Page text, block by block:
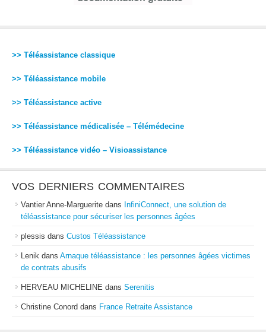
>> Téléassistance classique
>> Téléassistance mobile
>> Téléassistance active
>> Téléassistance médicalisée – Télémédecine
>> Téléassistance vidéo – Visioassistance
VOS DERNIERS COMMENTAIRES
Vantier Anne-Marguerite dans InfiniConnect, une solution de
téléassistance pour sécuriser les personnes âgées
plessis dans Custos Téléassistance
Lenik dans Arnaque téléassistance : les personnes âgées victimes
de contrats abusifs
HERVEAU MICHELINE dans Serenitis
Christine Conord dans France Retraite Assistance